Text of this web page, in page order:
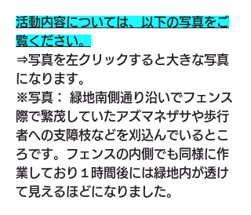
活動内容については、以下の写真をご
覧ください。
⇒写真を左クリックすると大きな写真
になります。
※写真： 緑地南側通り沿いでフェンス
際で繁茂していたアズマネザサや歩行
者への支障枝などを刈込んでいるとこ
ろです。フェンスの内側でも同様に作
業しており１時間後には緑地内が透け
て見えるほどになりました。